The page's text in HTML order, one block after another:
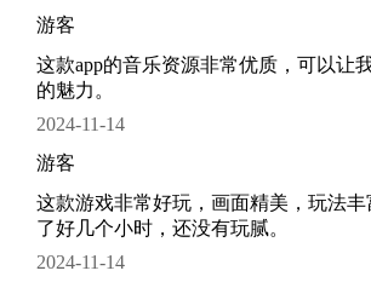
游客
这款app的音乐资源非常优质，可以让
的魅力。
2024-11-14
游客
这款游戏非常好玩，画面精美，玩法
了好几个小时，还没有玩腻。
2024-11-14